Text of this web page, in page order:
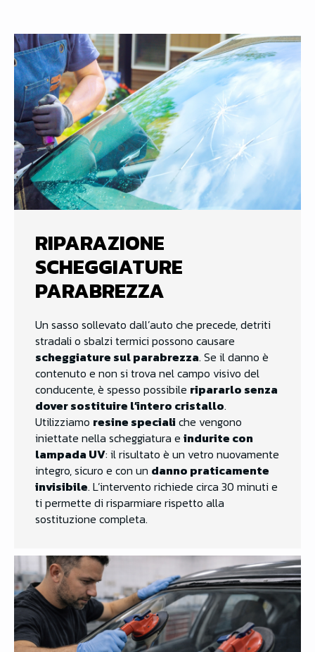
RIPARAZIONE
SCHEGGIATURE
PARABREZZA
Un sasso sollevato dall’auto che precede, detriti
stradali o sbalzi termici possono causare
scheggiature sul parabrezza. Se il danno è
contenuto e non si trova nel campo visivo del
conducente, è spesso possibile ripararlo senza
dover sostituire l’intero cristallo.
Utilizziamo resine speciali che vengono
iniettate nella scheggiatura e indurite con
lampada UV: il risultato è un vetro nuovamente
integro, sicuro e con un danno praticamente
invisibile. L’intervento richiede circa 30 minuti e
ti permette di risparmiare rispetto alla
sostituzione completa.